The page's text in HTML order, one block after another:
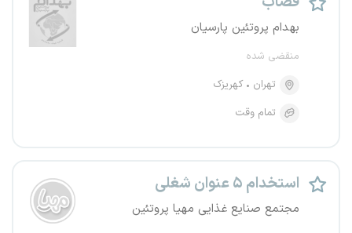
بهدام پروتئین پارسیان
منقضی شده
تهران
کهریزک
تمام وقت
استخدام ۵ عنوان شغلی
مجتمع صنایع غذایی مهیا پروتئین